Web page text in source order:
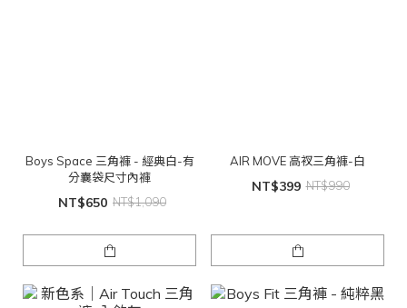
Boys Space 三角褲 - 經典白-有
分囊袋尺寸內褲
NT$650 NT$1,090
AIR MOVE 高衩三角褲-白
NT$399 NT$990